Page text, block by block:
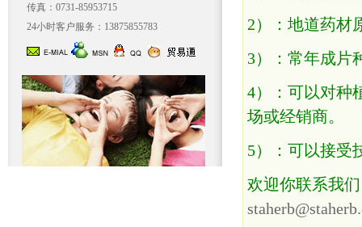
传真：0731-85953715
24小时客户服务：13875855783
2）：地道药材
3）：常年成片
4）：可以对种
场或经销商。
5）：可以接受
欢迎你联系我